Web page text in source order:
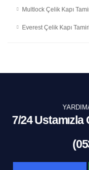
Multlock Çelik Kapı
Everest Çelik Kapı Tamiri
7/24